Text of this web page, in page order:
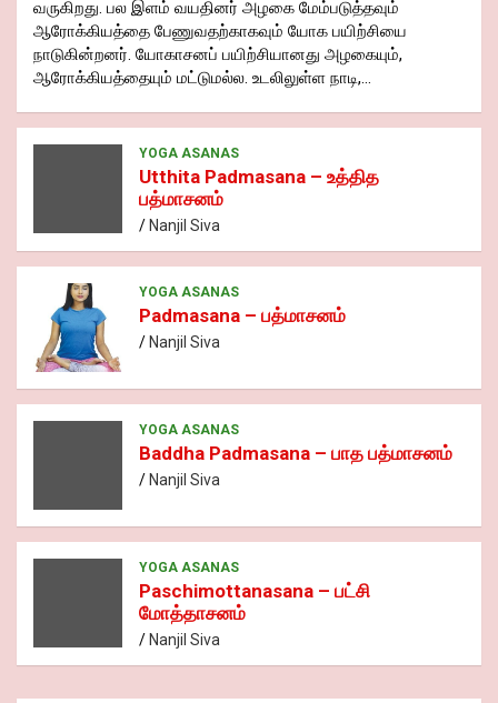
வருகிறது. பல இளம் வயதினர் அழகை மேம்படுத்தவும்
ஆரோக்கியத்தை பேணுவதற்காகவும் யோக பயிற்சியை
நாடுகின்றனர். யோகாசனப் பயிற்சியானது அழகையும்,
ஆரோக்கியத்தையும் மட்டுமல்ல. உடலிலுள்ள நாடி,…
YOGA ASANAS
Utthita Padmasana – உத்தித
பத்மாசனம்
Nanjil Siva
YOGA ASANAS
Padmasana – பத்மாசனம்
Nanjil Siva
YOGA ASANAS
Baddha Padmasana – பாத பத்மாசனம்
Nanjil Siva
YOGA ASANAS
Paschimottanasana – பட்சி
மோத்தாசனம்
Nanjil Siva